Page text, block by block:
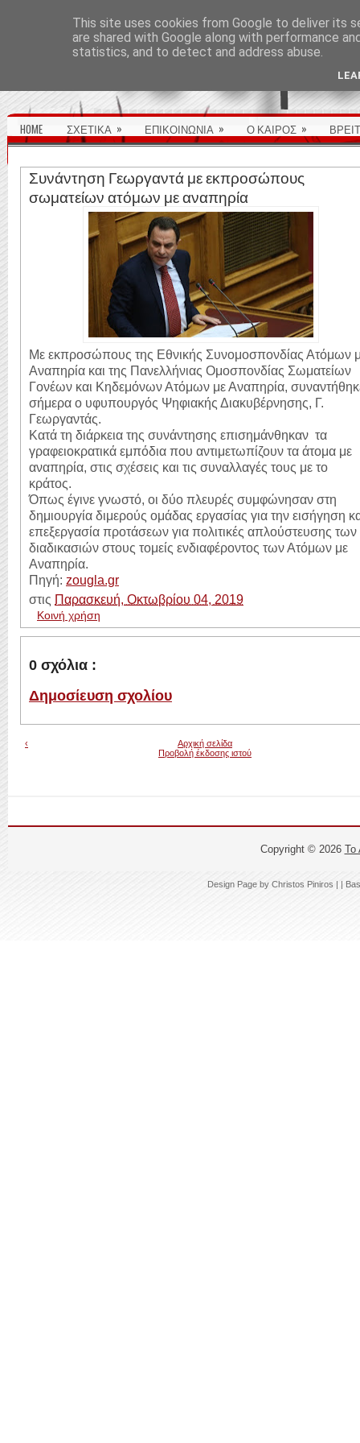
HOME ΣΧΕΤΙΚΑ » ΕΠΙΚΟΙΝΩΝΙΑ » Ο ΚΑΙΡΟΣ »
Συνάντηση Γεωργαντά με εκπροσώπους
σωματείων ατόμων με αναπηρία
Με εκπροσώπους της Εθνικής Συνομοσπονδίας Ατόμων
Αναπηρία και της Πανελλήνιας Ομοσπονδίας Σωματείων
Γονέων και Κηδεμόνων Ατόμων με Αναπηρία,
σήμερα ο υφυπουργός Ψηφιακής Διακυβέρνησης, Γ.
Γεωργαντάς.
Κατά τη διάρκεια της συνάντησης επισημάνθηκαν τα
γραφειοκρατικά εμπόδια που αντιμετωπίζουν τα άτομα με
αναπηρία, στις σχέσεις και τις συναλλαγές τους με το
κράτος.
Όπως έγινε γνωστό, οι δύο πλευρές συμφώνησαν στη
δημιουργία διμερούς ομάδας εργασίας για την εισήγηση
επεξεργασία προτάσεων για πολιτικές απλούστευσης των
διαδικασιών στους τομείς ενδιαφέροντος των Ατόμων με
Αναπηρία.
Πηγή: zougla.gr
στις Παρασκευή, Οκτωβρίου 04, 2019
Κοινή χρήση
0 σχόλια :
Δημοσίευση σχολίου
‹
Αρχική σελίδα
Προβολή έκδοσης ιστού
Copyright © 2026 Το
Design Page by Christos Piniros | |
This site uses cookies from Google to deliver its
are shared with Google along with performance
statistics, and to detect and address abuse.